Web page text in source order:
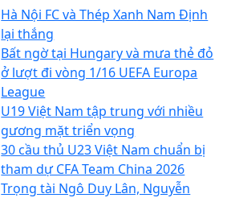
Hà Nội FC và Thép Xanh Nam Định
lại thắng
Bất ngờ tại Hungary và mưa thẻ đỏ
ở lượt đi vòng 1/16 UEFA Europa
League
U19 Việt Nam tập trung với nhiều
gương mặt triển vọng
30 cầu thủ U23 Việt Nam chuẩn bị
tham dự CFA Team China 2026
Trọng tài Ngô Duy Lân, Nguyễn